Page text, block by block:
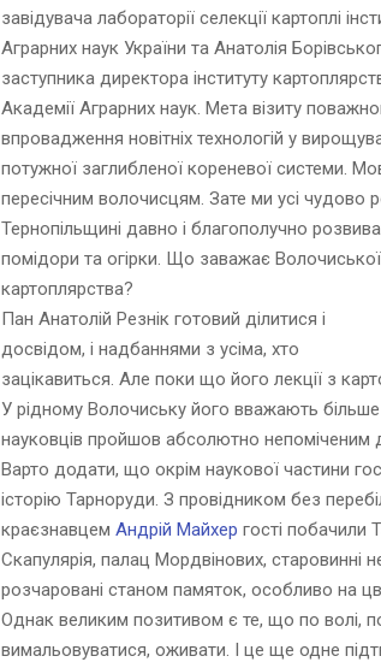
завідувача лабораторії селекції картоплі
Аграрних наук України та Анатолія
заступника директора інституту
Академії Аграрних наук. Мета візиту
впровадження новітніх технологій у
потужної заглибленої кореневої системи.
пересічним волочисцям. Зате ми усі
Тернопільщині давно і благополучно
помідори та огірки. Що заважає
картоплярства?
Пан Анатолій Резнік готовий ділитися і
досвідом, і надбаннями з усіма, хто
зацікавиться. Але поки що його лекції з
У рідному Волочиську його вважають
науковців пройшов абсолютно непоміченим
Варто додати, що окрім наукової частини
історію Тарноруди. З провідником без
краєзнавцем Андрій Майхер гості побачили
Скапулярія, палац Мордвінових, старовинні
розчаровані станом памяток, особливо на
Однак великим позитивом є те, що по волі,
вимальовуватися, оживати. І це ще одне